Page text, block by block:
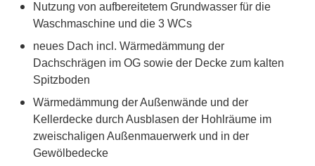
Nutzung von aufbereitetem Grundwasser für die
Waschmaschine und die 3 WCs
neues Dach incl. Wärmedämmung der
Dachschrägen im OG sowie der Decke zum kalten
Spitzboden
Wärmedämmung der Außenwände und der
Kellerdecke durch Ausblasen der Hohlräume im
zweischaligen Außenmauerwerk und in der
Gewölbedecke